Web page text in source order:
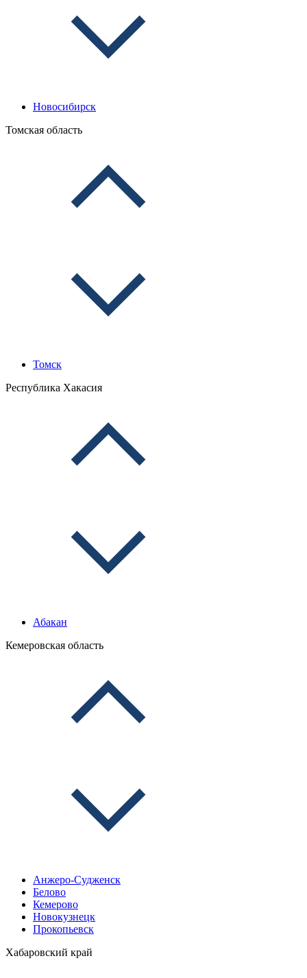
Новосибирск
Томская область
Томск
Республика Хакасия
Абакан
Кемеровская область
Анжеро-Судженск
Белово
Кемерово
Новокузнецк
Прокопьевск
Хабаровский край